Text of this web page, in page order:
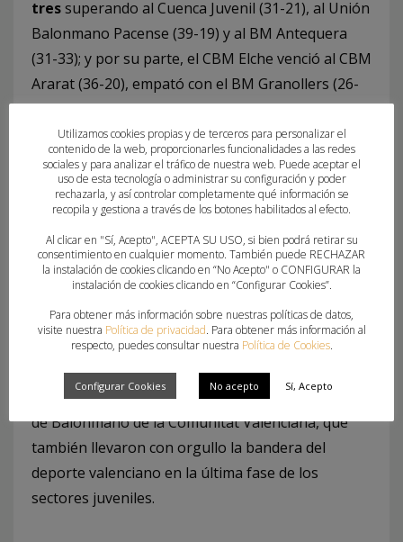
tressuperando al Cuenca Juvenil (31-21), al Unión
Balonmano Pacense (39-19) y al BM Antequera
(31-33); y por su parte, el CBM Elche venció al CBM
Ararat (36-20), empató con el BM Granollers (26-
26) y venció BM Montequinto (17-22).
Tres de los cuatro equipos hicieron pleno en sus
tres partidos, mientras que el CBM Elche solo
cedió un empate. Un éxito total para un
de gigante en lo que a cantera se refiere con
programas como elFER Futuro las jornadas de
También hay que mencionar al Handbol Onda, al
Club Balonmano Mislata y al Levante UD BM
Marni, los otros representantes de la Federación
de Balonmano de la Comunitat Valenciana, que
también llevaron con orgullo la bandera del
deporte valenciano en la última fase de los
sectores juveniles.
Utilizamos cookies propias y de terceros para personalizar el
contenido de la web, proporcionarles funcionalidades a las redes
sociales y para analizar el tráfico de nuestra web. Puede aceptar el
uso de esta tecnología o administrar su configuración y poder
rechazarla, y así controlar completamente qué información se
recopila y gestiona a través de los botones habilitados al efecto.
Al clicar en "Sí, Acepto", ACEPTA SU USO, si bien podrá retirar su
consentimiento en cualquier momento. También puede RECHAZAR
la instalación de cookies clicando en “No Acepto" o CONFIGURAR la
instalación de cookies clicando en “Configurar Cookies”.
Para obtener más información sobre nuestras políticas de datos,
visite nuestra Política de privacidad. Para obtener más información al
respecto, puedes consultar nuestra Política de Cookies.
Configurar Cookies No acepto Sí, Acepto